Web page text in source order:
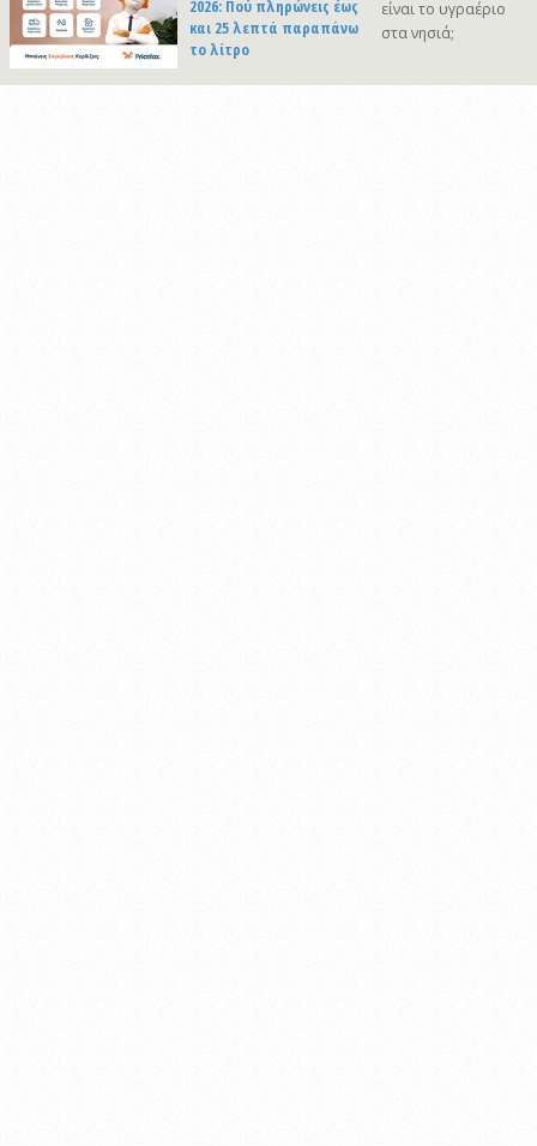
2026: Πού πληρώνεις έως
και 25 λεπτά παραπάνω
το λίτρο
είναι το υγραέριο
στα νησιά;